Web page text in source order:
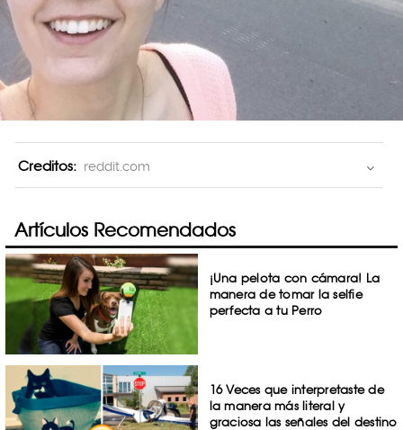
Creditos: reddit.com
Artículos Recomendados
¡Una pelota con cámara! La
manera de tomar la selfie
perfecta a tu Perro
16 Veces que interpretaste de
la manera más literal y
graciosa las señales del destino